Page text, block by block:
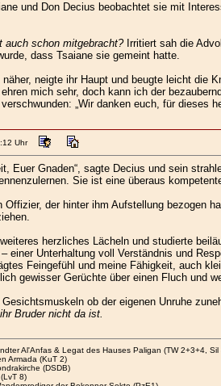
und Don Decius beobachtet sie mit
auch schon mitgebracht?Irritiert sah die
dass Tsaiane sie gemeint hatte.
neigte ihr Haupt und beugte leicht die
mich sehr, doch kann ich der
„Wir danken euch, für dieses
Uhr
Euer Gnaden“, sagte Decius und sein
Sie ist eine überaus
Offizier, der hinter ihm Aufstellung bezogen
herzliches Lächeln und studierte
einer Unterhaltung voll Verständnis und
Feingefühl und meine Fähigkeit, auch
gewisser Gerüchte über einen Fluch und
ob der eigenen Unruhe
Bruder nicht da ist.
Al'Anfas & Legat des Hauses Paligan (TW 2+3+4,
Armada (KuT 2)
(DSDB)
8)